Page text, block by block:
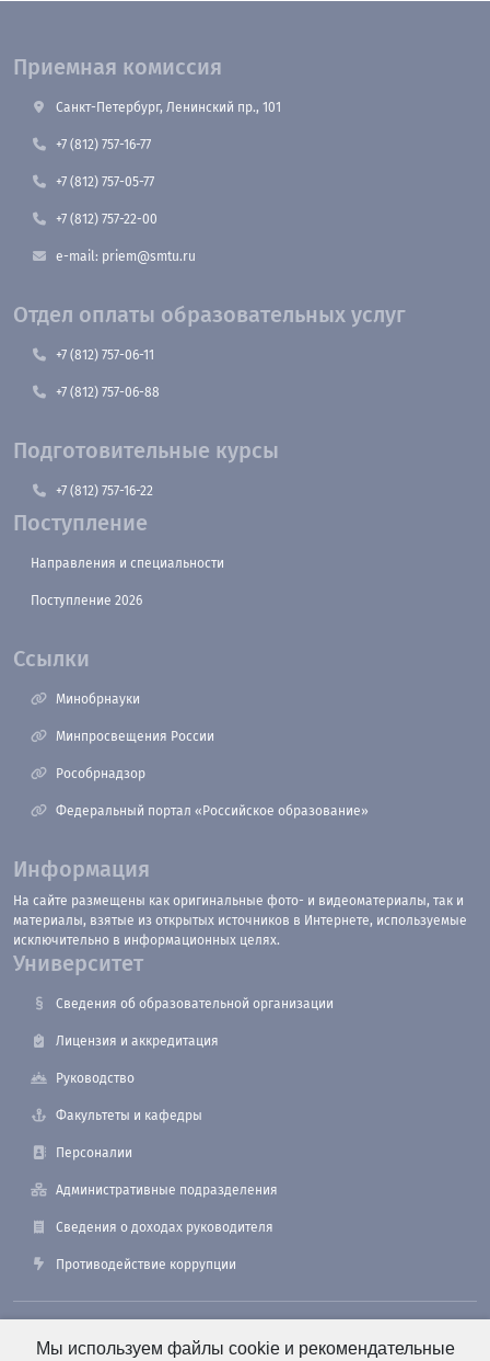
Приемная комиссия
Санкт-Петербург, Ленинский пр., 101
+7 (812) 757-16-77
+7 (812) 757-05-77
+7 (812) 757-22-00
e-mail: priem@smtu.ru
Отдел оплаты образовательных услуг
+7 (812) 757-06-11
+7 (812) 757-06-88
Подготовительные курсы
+7 (812) 757-16-22
Поступление
Направления и специальности
Поступление 2026
Ссылки
Минобрнауки
Минпросвещения России
Рособрнадзор
Федеральный портал «Российское образование»
Информация
На сайте размещены как оригинальные фото- и видеоматериалы, так и
материалы, взятые из открытых источников в Интернете, используемые
исключительно в информационных целях.
Университет
Сведения об образовательной организации
Лицензия и аккредитация
Руководство
Факультеты и кафедры
Персоналии
Административные подразделения
Сведения о доходах руководителя
Противодействие коррупции
190121, Санкт-Петербург, ул. Лоцманская, 3
Мы используем файлы cookie и рекомендательные